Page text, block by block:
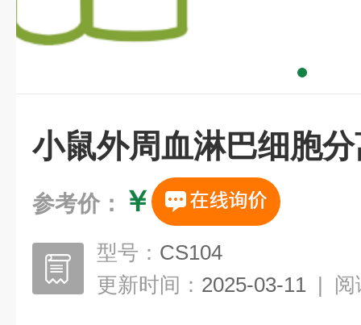
小鼠外周血淋巴细胞
参考价： ￥
型号： CS104
更新时间： 2025-03-11 | 阅